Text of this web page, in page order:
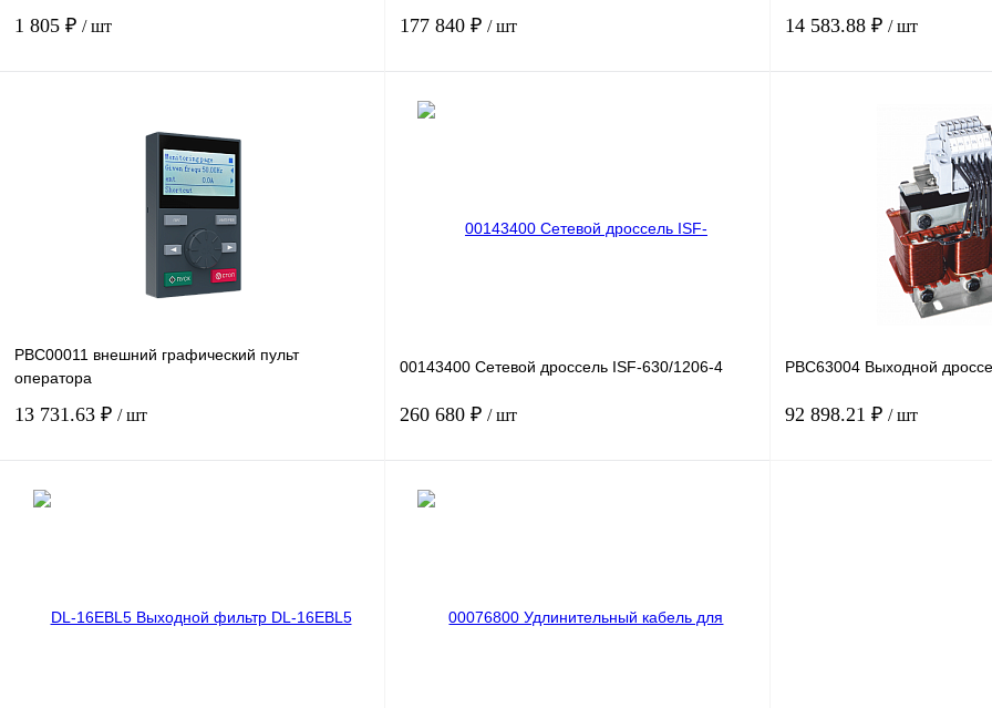
1 805 ₽ / шт
Сравнение
Под заказ
177 840 ₽ / шт 14 583.88 ₽ / шт
PBC00011 внешний графический пульт
оператора
13 731.63 ₽ / шт
00143400 Сетевой дроссель ISF-630/1206-4
260 680 ₽ / шт
PBC63004 Выходной
92 898.21 ₽ / шт